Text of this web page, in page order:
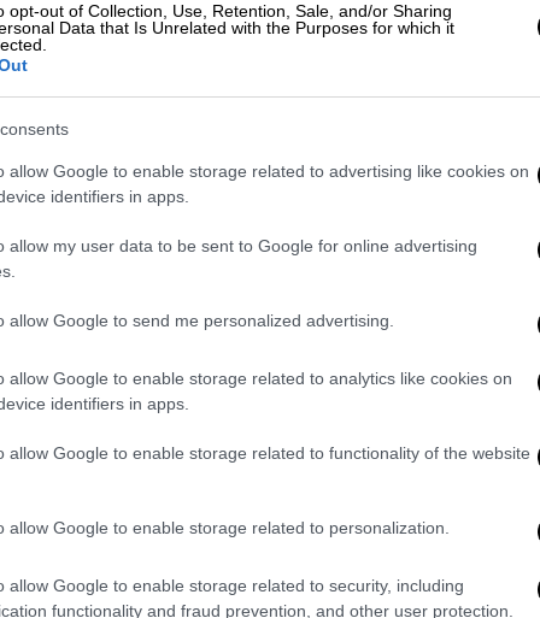
opt-out of Collection, Use, Retention, Sale, and/or Sharing
Data that Is Unrelated with the Purposes for which it
allow Google to enable storage related to advertising like cookies on
identifiers in apps.
allow my user data to be sent to Google for online advertising
allow Google to send me personalized advertising.
allow Google to enable storage related to analytics like cookies on
identifiers in apps.
allow Google to enable storage related to functionality of the website
allow Google to enable storage related to personalization.
allow Google to enable storage related to security, including
functionality and fraud prevention, and other user protection.
για μία αναβάθμιση θέσεων άρα
και όχι για κάλυψη κενών αφού
να αναβαθμιστούν σε Συντονιστές
ότι «σώζει» νομικά τουλάχιστον τη
ηθική και πολιτικά ορθή εν μέσω
και θεωρήθηκε τόσο από τους
αξιωματική αντιπολίτευση ως
μετά την θύελλα των αντιδράσεων η
πλέον ορίζει ωςημερομηνία λήξης των
την 30ή Ιουνίου
και δεν μπορεί να θεωρηθεί ως
Εσωτερικών.
μειώνονται κατά μία και πλέον η
Γκάγκα σε λίγα 24ωρα